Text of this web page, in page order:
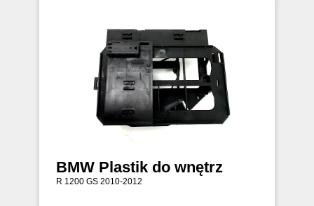
BMW Plastik do wnętrz
R 1200 GS 2010-2012